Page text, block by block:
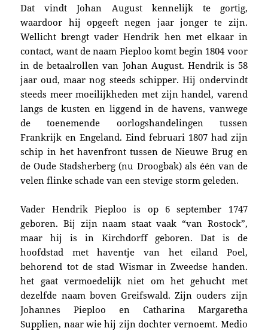
Dat vindt Johan August kennelijk te gortig,
waardoor hij opgeeft negen jaar jonger te zijn.
Wellicht brengt vader Hendrik hen met elkaar in
contact, want de naam Pieploo komt begin 1804 voor
in de betaalrollen van Johan August. Hendrik is 58
jaar oud, maar nog steeds schipper. Hij ondervindt
steeds meer moeilijkheden met zijn handel, varend
langs de kusten en liggend in de havens, vanwege
de toenemende oorlogshandelingen tussen
Frankrijk en Engeland. Eind februari 1807 had zijn
schip in het havenfront tussen de Nieuwe Brug en
de Oude Stadsherberg (nu Droogbak) als één van de
velen flinke schade van een stevige storm geleden.
Vader Hendrik Pieploo is op 6 september 1747
geboren. Bij zijn naam staat vaak “van Rostock”,
maar hij is in Kirchdorff geboren. Dat is de
hoofdstad met haventje van het eiland Poel,
behorend tot de stad Wismar in Zweedse handen.
het gaat vermoedelijk niet om het gehucht met
dezelfde naam boven Greifswald. Zijn ouders zijn
Johannes Pieploo en Catharina Margaretha
Supplien, naar wie hij zijn dochter vernoemt. Medio